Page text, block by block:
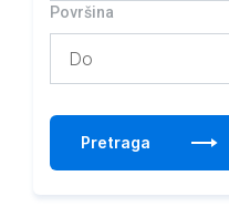
Površina
Pretraga